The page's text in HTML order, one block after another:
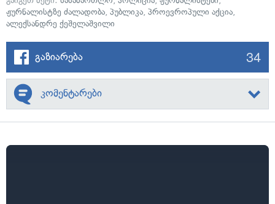
ჟურნალისტზე ძალადობა, პუბლიკა, პროევროპული აქცია,
ალექსანდრე ქეშელაშვილი
გაზიარება 34
კომენტარები